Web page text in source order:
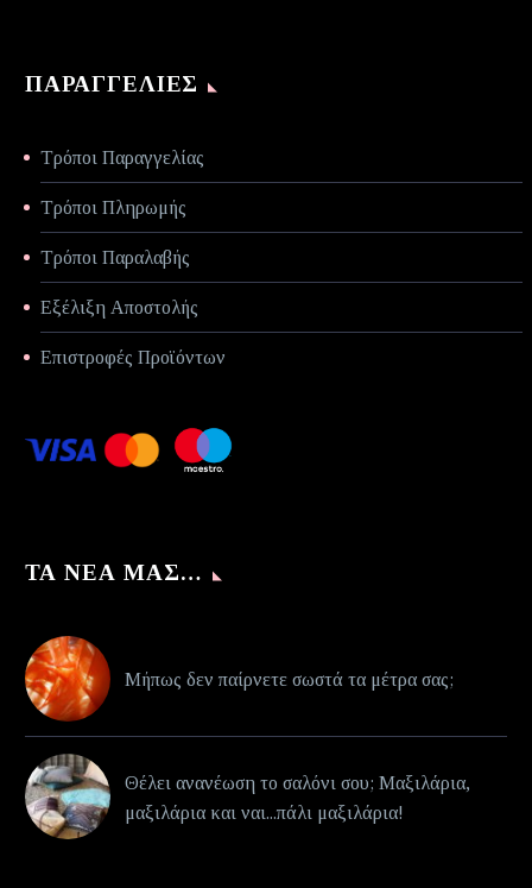
ΠΑΡΑΓΓΕΛΊΕΣ
Τρόποι Παραγγελίας
Τρόποι Πληρωμής
Τρόποι Παραλαβής
Εξέλιξη Αποστολής
Επιστροφές Προϊόντων
ΤΑ ΝΈΑ ΜΑΣ…
Μήπως δεν παίρνετε σωστά τα μέτρα σας;
Θέλει ανανέωση το σαλόνι σου; Μαξιλάρια,
μαξιλάρια και ναι...πάλι μαξιλάρια!